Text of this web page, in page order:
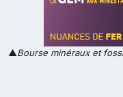
▲Bourse minéraux et